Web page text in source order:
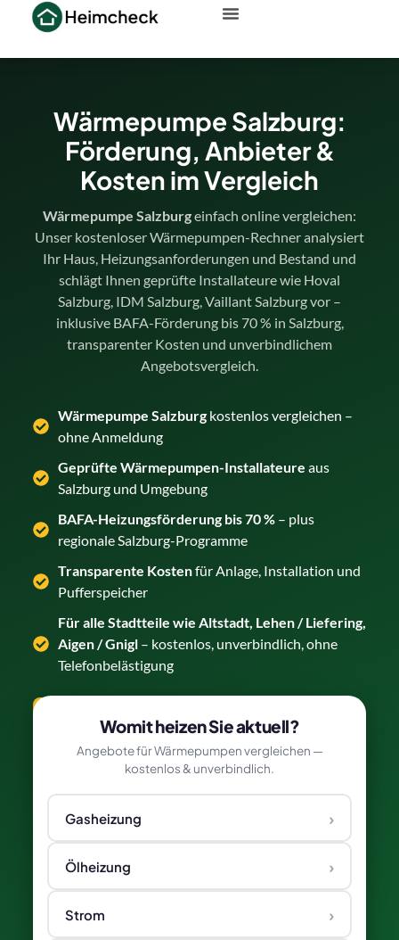
Wärmepumpe Salzburg:
Förderung, Anbieter &
Kosten im Vergleich
Wärmepumpe Salzburgeinfach online vergleichen:
Unser kostenloser Wärmepumpen-Rechner analysiert
Ihr Haus, Heizungsanforderungen und Bestand und
schlägt Ihnen geprüfte Installateure wie Hoval
Salzburg, IDM Salzburg, Vaillant Salzburg vor –
inklusive BAFA-Förderung bis 70 % in Salzburg,
transparenter Kosten und unverbindlichem
Angebotsvergleich.
Wärmepumpe Salzburgkostenlos vergleichen –
ohne Anmeldung
Geprüfte Wärmepumpen-Installateure aus
Salzburg und Umgebung
BAFA-Heizungsförderung bis 70 %– plus
regionale Salzburg-Programme
Transparente Kostenfür Anlage, Installation und
Pufferspeicher
Für alle Stadtteile wie Altstadt, Lehen / Liefering,
Aigen / Gnigl– kostenlos, unverbindlich, ohne
Telefonbelästigung
Wärmepumpe in Salzburg vergleichen →
Womit heizen Sie aktuell?
Angebote für Wärmepumpen vergleichen —
kostenlos & unverbindlich.
Gasheizung ›
Ölheizung ›
Strom ›